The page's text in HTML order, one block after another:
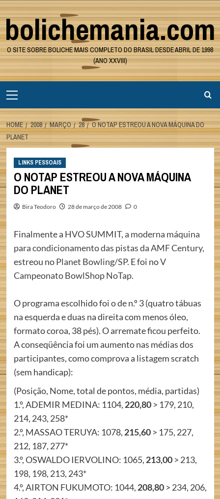
Skip
to
content
bolichemania.com
O SITE SOBRE BOLICHE MAIS COMPLETO DO BRASIL DESDE ABRIL DE 1998
(ANO XXVIII)
Menu
HOME 2008 MARÇO 28
O NOTAP ESTREOU A NOVA MÁQUINA DO
PLANET
LINKS PESSOAIS
O NOTAP ESTREOU A NOVA MÁQUINA
DO PLANET
Bira Teodoro 28 de março de 2008 0
Finalmente a HVO SUMMIT, a moderna máquina
para condicionamento das pistas da AMF Century,
estreou noPlanet Bowling/SP. E foi noV
Campeonato BowlShop NoTap.
O programa escolhido foi o de n.º 3 (quatro tábuas
na esquerda e duas na direita com menos óleo,
formato coroa, 38 pés). O arremate ficou perfeito.
A conseqüência foi um aumento nas médias dos
participantes, como comprova a listagem scratch
(sem handicap):
(Posição, Nome, total de pontos, média, partidas)
1.º, ADEMIR MEDINA: 1104, 220,80> 179, 210,
214, 243, 258*
2.º, MASSAO TERUYA: 1078, 215,60> 175, 227,
212, 187, 277*
3.º, OSWALDO IERVOLINO: 1065, 213,00> 213,
198, 198, 213, 243*
4.º, AIRTON FUKUMOTO: 1044, 208,80> 234, 206,